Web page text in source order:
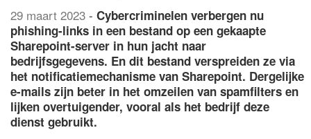
29 maart 2023 - Cybercriminelen verbergen nu
phishing-links in een bestand op een gekaapte
Sharepoint-server in hun jacht naar
bedrijfsgegevens. En dit bestand verspreiden ze via
het notificatiemechanisme van Sharepoint. Dergelijke
e-mails zijn beter in het omzeilen van spamfilters en
lijken overtuigender, vooral als het bedrijf deze
dienst gebruikt.